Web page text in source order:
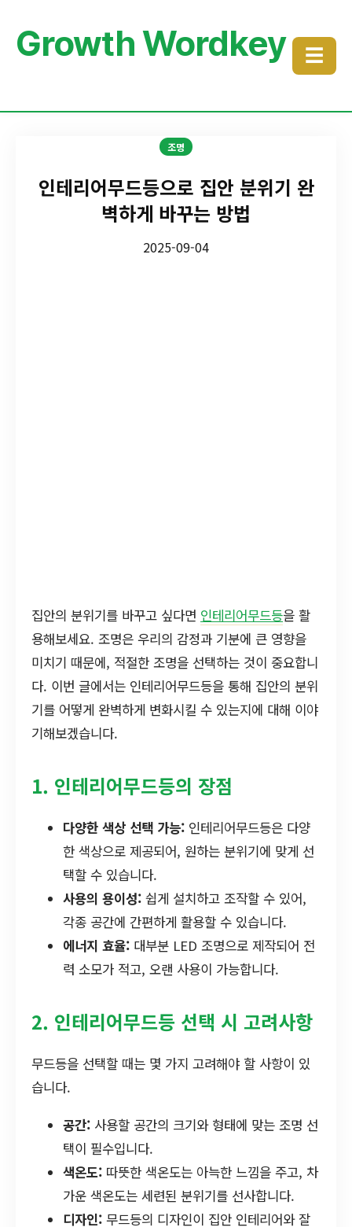
Growth Wordkey ☰
조명
인테리어무드등으로 집안 분위기 완
벽하게 바꾸는 방법
2025-09-04
집안의 분위기를 바꾸고 싶다면 인테리어무드등을 활
용해보세요. 조명은 우리의 감정과 기분에 큰 영향을
미치기 때문에, 적절한 조명을 선택하는 것이 중요합니
다. 이번 글에서는 인테리어무드등을 통해 집안의 분위
기를 어떻게 완벽하게 변화시킬 수 있는지에 대해 이야
기해보겠습니다.
1. 인테리어무드등의 장점
다양한 색상 선택 가능: 인테리어무드등은 다양
한 색상으로 제공되어, 원하는 분위기에 맞게 선
택할 수 있습니다.
사용의 용이성: 쉽게 설치하고 조작할 수 있어,
각종 공간에 간편하게 활용할 수 있습니다.
에너지 효율: 대부분 LED 조명으로 제작되어 전
력 소모가 적고, 오랜 사용이 가능합니다.
2. 인테리어무드등 선택 시 고려사항
무드등을 선택할 때는 몇 가지 고려해야 할 사항이 있
습니다.
공간: 사용할 공간의 크기와 형태에 맞는 조명 선
택이 필수입니다.
색온도: 따뜻한 색온도는 아늑한 느낌을 주고, 차
가운 색온도는 세련된 분위기를 선사합니다.
디자인: 무드등의 디자인이 집안 인테리어와 잘